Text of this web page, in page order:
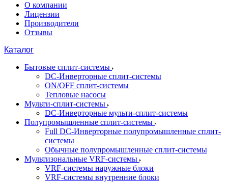
О компании
Лицензии
Производители
Отзывы
Каталог
Бытовые сплит-системы
DC-Инверторные сплит-системы
ON/OFF сплит-системы
Тепловые насосы
Мульти-сплит-системы
DC-Инверторные мульти-сплит-системы
Полупромышленные сплит-системы
Full DC-Инверторные полупромышленные сплит-
системы
Обычные полупромышленные сплит-системы
Мультизональные VRF-системы
VRF-системы наружные блоки
VRF-системы внутренние блоки